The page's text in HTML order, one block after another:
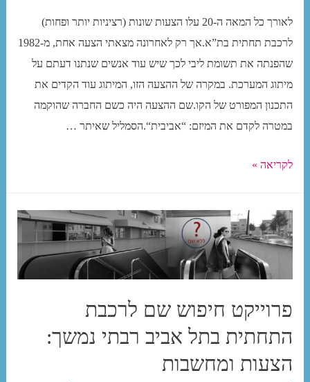
לאורך כל המאה ה-20 עלו הצעות שונות (רציניות יותר ופחות)
לרכבת תחתית בת”א.אך רק לאחרונה מצאתי הצעה אחת, מ-1982
שהפנתה את תשומת ליבי לכך שיש עוד אנשים שנתנו דעתם על
מיתוג המערכת. במקרה של ההצעה הזו, המיתוג עוד הקדים את
התכנון המפורט של הקו.שם ההצעה היה כשם החברה שהוקמה
במטרה לקדם את המיזם: “אביבית“.הסמליל שאיתר …
פרוייקט
לרכבת
התחתית
רבתי:
אותרה
המיתוג
לקריאה »
פרוייקט חיפוש שם לרכבת
התחתית בתל אביב רבתי נמשך:
הצעות ומחשבות